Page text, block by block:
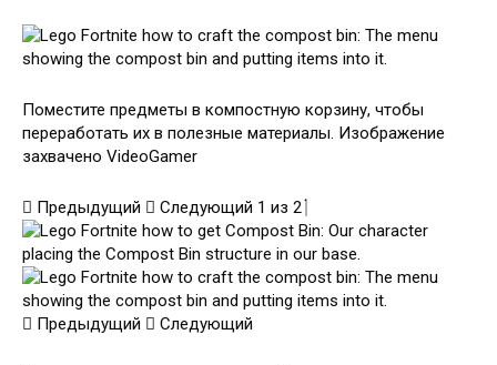
Поместите предметы в компостную корзину, чтобы
переработать их в полезные материалы. Изображение
захвачено VideoGamer
Предыдущий Следующий 1 из 2
Предыдущий Следующий